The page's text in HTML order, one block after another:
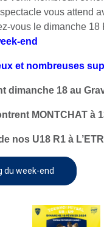
vous attend
vous le
end
et nombreuses
dimanche 18 au
MONTCHAT à
nos U18 R1 à
du week-end